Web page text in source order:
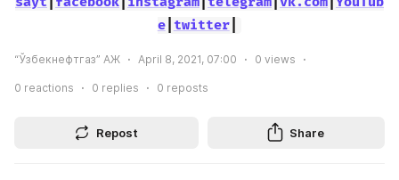
e| twitter|
“Ўзбекнефтгаз” АЖ April 8, 2021, 07:00 0 views
0 reactions 0 replies 0 reposts
Repost Share